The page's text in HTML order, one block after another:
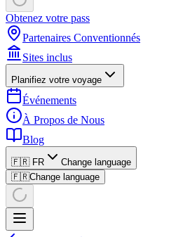
Obtenez votre pass
Partenaires Conventionnés
Sites inclus
Planifiez votre voyage
Événements
À Propos de Nous
Blog
🇫🇷 FR
Change language
🇫🇷Change language